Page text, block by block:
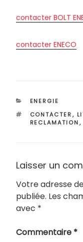
contacter BOLT
contacter ENECO
CATÉGORIES
ENERGIE
ÉTIQUETTES
CONTACTER,
RECLAMATION,
Laisser un
Votre adresse
publiée. Les
avec *
Commentaire *